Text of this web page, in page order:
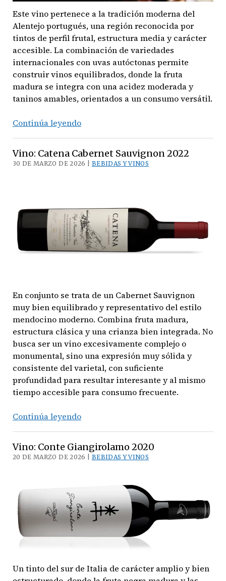
Este vino pertenece a la tradición moderna del
Alentejo portugués, una región reconocida por
tintos de perfil frutal, estructura media y carácter
accesible. La combinación de variedades
internacionales con uvas autóctonas permite
construir vinos equilibrados, donde la fruta
madura se integra con una acidez moderada y
taninos amables, orientados a un consumo versátil.
Continúa leyendoVino:
Velha
Signature
Tinto
Vino: Catena Cabernet Sauvignon 2022
30 DE MARZO DE 2026 | BEBIDAS Y VINOS
En conjunto se trata de un Cabernet Sauvignon
muy bien equilibrado y representativo del estilo
mendocino moderno. Combina fruta madura,
estructura clásica y una crianza bien integrada. No
busca ser un vino excesivamente complejo o
monumental, sino una expresión muy sólida y
consistente del varietal, con suficiente
profundidad para resultar interesante y al mismo
tiempo accesible para consumo frecuente.
Continúa leyendoVino:
Cabernet
Sauvignon
2022
Vino: Conte Giangirolamo 2020
20 DE MARZO DE 2026 | BEBIDAS Y VINOS
Un tinto del sur de Italia de carácter amplio y bien